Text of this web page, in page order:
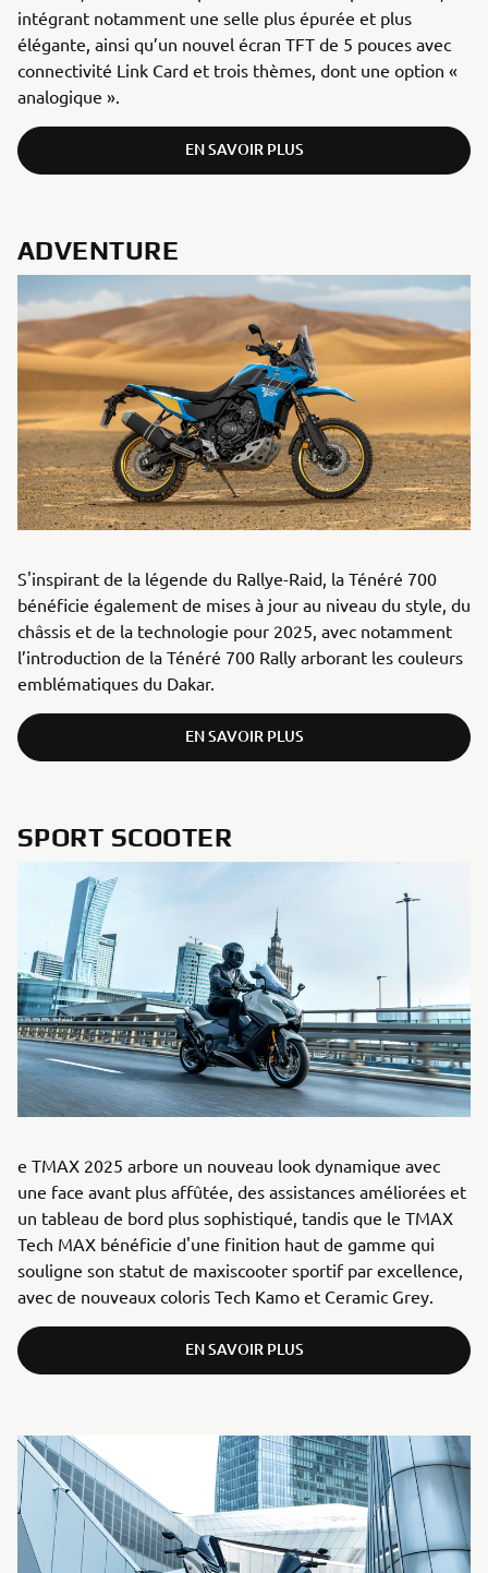
intégrant notamment une selle plus épurée et plus
élégante, ainsi qu’un nouvel écran TFT de 5 pouces avec
connectivité Link Card et trois thèmes, dont une option «
analogique ».
EN SAVOIR PLUS
ADVENTURE
S'inspirant de la légende du Rallye-Raid, la Ténéré 700
bénéficie également de mises à jour au niveau du style, du
châssis et de la technologie pour 2025, avec notamment
l’introduction de la Ténéré 700 Rally arborant les couleurs
emblématiques du Dakar.
EN SAVOIR PLUS
SPORT SCOOTER
e TMAX 2025 arbore un nouveau look dynamique avec
une face avant plus affûtée, des assistances améliorées et
un tableau de bord plus sophistiqué, tandis que le TMAX
Tech MAX bénéficie d'une finition haut de gamme qui
souligne son statut de maxiscooter sportif par excellence,
avec de nouveaux coloris Tech Kamo et Ceramic Grey.
EN SAVOIR PLUS